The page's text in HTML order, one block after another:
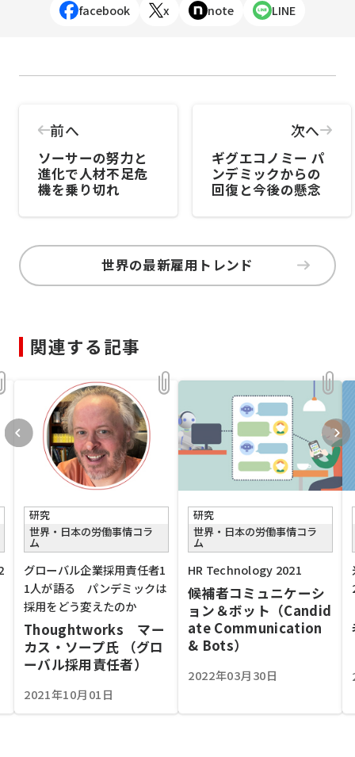
facebook x note LINE
前へ
ソーサーの努力と
進化で人材不足危
機を乗り切れ
次へ
ギグエコノミー パ
ンデミックからの
回復と今後の懸念
世界の最新雇用トレンド
関連する記事
研究
世界・日本の労働事情コラ
ム
グローバル企業採用責任者1
1人が語る パンデミックは
採用をどう変えたのか
Thoughtworks マー
カス・ソープ氏 （グロ
ーバル採用責任者）
2021年10月01日
研究
世界・日本の労働事情コラ
ム
HR Technology 2021
候補者コミュニケーシ
ョン＆ボット（Candid
ate Communication
& Bots）
2022年03月30日